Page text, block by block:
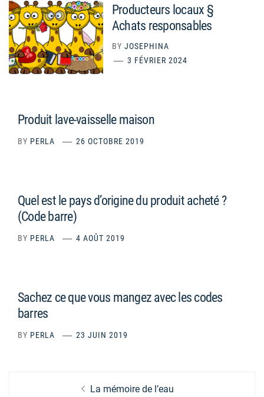
Producteurs locaux §
Achats responsables
BY JOSEPHINA
3 FÉVRIER 2024
Produit lave-vaisselle maison
BY PERLA 26 OCTOBRE 2019
Quel est le pays d’origine du produit acheté ?
(Code barre)
BY PERLA 4 AOÛT 2019
Sachez ce que vous mangez avec les codes
barres
BY PERLA 23 JUIN 2019
Navigation
Previous
La mémoire de l’eau